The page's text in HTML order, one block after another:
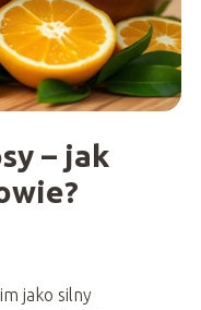
– jak
jako silny